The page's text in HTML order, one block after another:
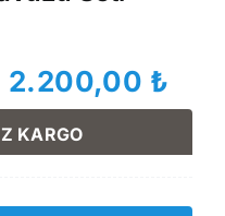
₺.
2.200,00 ₺
₺.
KARGO